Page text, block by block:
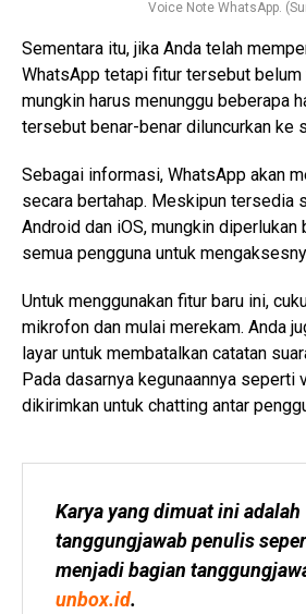
Voice Note WhatsApp.
Sementara itu, jika Anda telah
WhatsApp tetapi fitur tersebut belum
mungkin harus menunggu beberapa
tersebut benar-benar diluncurkan ke
Sebagai informasi, WhatsApp akan
secara bertahap. Meskipun tersedia
Android dan iOS, mungkin
semua pengguna untuk
Untuk menggunakan fitur baru ini,
mikrofon dan mulai merekam. Anda
layar untuk membatalkan catatan
Pada dasarnya kegunaannya seperti
dikirimkan untuk chatting antar
Karya yang dimuat ini adalah
tanggungjawab penulis
unbox.id.